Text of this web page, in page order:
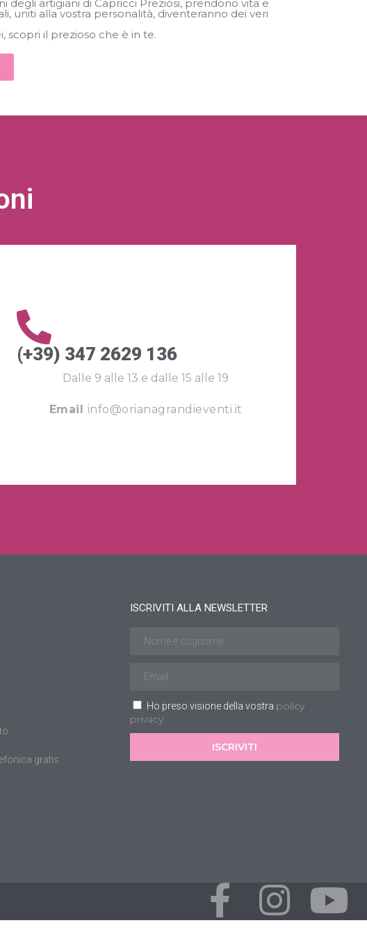
degli artigiani di Capricci Preziosi, prendono vita e
uniti alla vostra personalità, diventeranno dei veri
scopri il prezioso che è in te.
(+39) 347 2629 136
Dalle 9 alle 13 e dalle 15 alle 19
Email info@orianagrandieventi.it
gratis
ISCRIVITI ALLA NEWSLETTER
Ho preso visione della vostra policy
privacy
ISCRIVITI